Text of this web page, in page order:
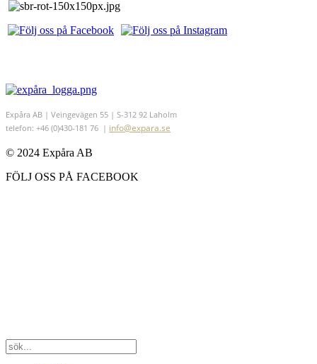
Expåra AB | Veingevägen 55 | S-312 92 Laholm
telefon: +46 (0)430-181 76 | info@expara.se
© 2024 Expåra AB
FÖLJ OSS PÅ FACEBOOK